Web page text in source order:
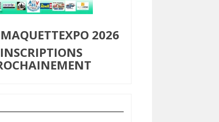
MAQUETTEXPO 2026